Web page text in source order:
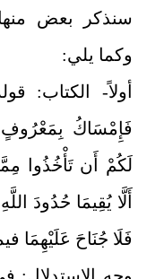
سنذكر بعض
وكما يلي:
أولاً- الكتاب:
فَإِمْسَاكُ
لَكُمْ أَن تَأْخُذُوا
أَلَّا يُقِيمَا حُدُودَ
فَلَا جُنَاحَ عَلَيْهِمَا